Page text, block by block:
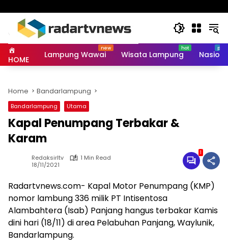
HOME Lampung Wawai Wisata Lampung
Home Bandarlampung
Bandarlampung Utama
Kapal Penumpang Terbakar &
Karam
Redaksirltv
1 Min Read
18/11/2021
1
Radartvnews.com- Kapal Motor Penumpang (KMP)
nomor lambung 336 milik PT Intisentosa
Alambahtera (Isab) Panjang hangus terbakar Kamis
dini hari (18/11) di area Pelabuhan Panjang, Waylunik,
Bandarlampung.